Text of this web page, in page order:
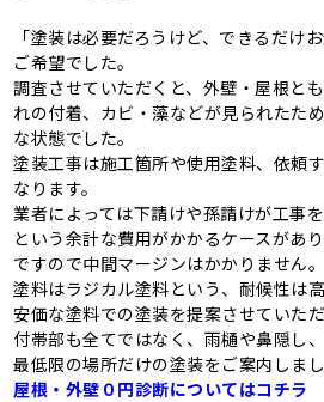
「塗装は必要だろうけど、できるだけ
ご希望でした。
調査させていただくと、外壁・屋根と
れの付着、カビ・藻などが見られたた
な状態でした。
塗装工事は施工箇所や使用塗料、依頼
なります。
業者によっては下請けや孫請けが工事
という余計な費用がかかるケースがあ
ですので中間マージンはかかりません。
塗料はラジカル塗料という、耐候性は
安価な塗料での塗装を提案させていただ
付帯部も全てではなく、雨樋や鼻隠し
最低限の場所だけの塗装をご案内しまし
屋根・外壁０円診断についてはコチラ